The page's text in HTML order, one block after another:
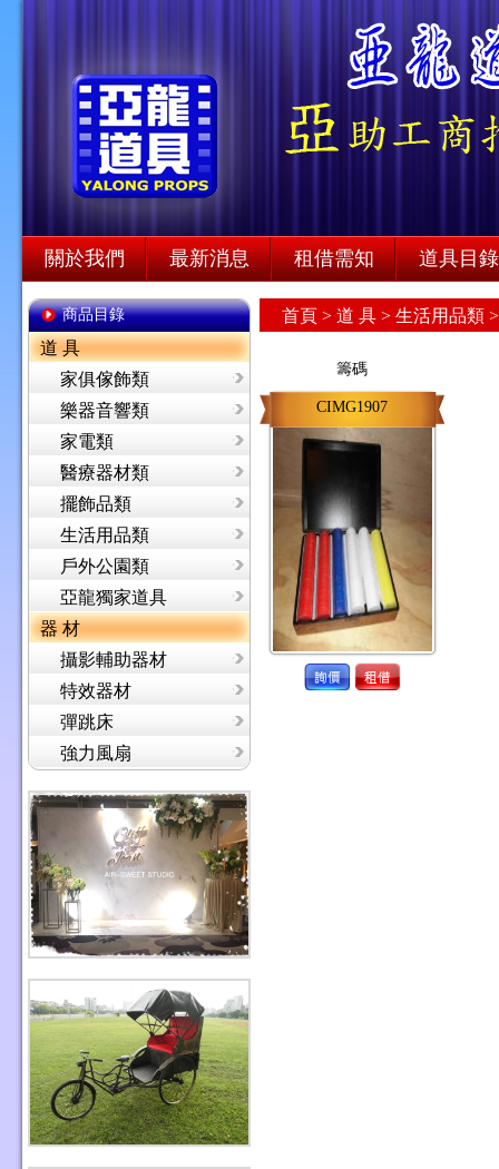
關於我們 最新消息 租借需知 道具目錄
商品目錄
道 具
家俱傢飾類
樂器音響類
家電類
醫療器材類
擺飾品類
生活用品類
戶外公園類
亞龍獨家道具
器 材
攝影輔助器材
特效器材
彈跳床
強力風扇
首頁 > 道 具 > 生活用品類
籌碼
CIMG1907